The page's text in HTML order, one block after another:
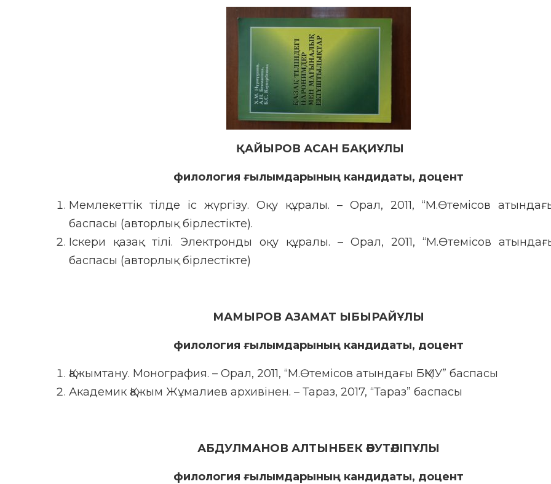
ҚАЙЫРОВ АСАН БАҚИҰЛЫ
филология ғылымдарының кандидаты, доцент
Мемлекеттік тілде іс жүргізу. Оқу құралы. – Орал, 2011, “М.Өтемісов
баспасы (авторлық бірлестікте).
Іскери қазақ тілі. Электронды оқу құралы. – Орал, 2011, “М.Өтемісов
баспасы (авторлық бірлестікте)
МАМЫРОВ АЗАМАТ ЫБЫРАЙҰЛЫ
филология ғылымдарының кандидаты, доцент
Қажымтану. Монография. – Орал, 2011, “М.Өтемісов атындағы БҚМУ” баспасы
Академик Қажым Жұмалиев архивінен. – Тараз, 2017, “Тараз” баспасы
АБДУЛМАНОВ АЛТЫНБЕК ӘБУТӘЛІПҰЛЫ
филология ғылымдарының кандидаты, доцент